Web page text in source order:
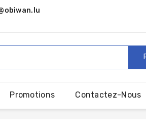
Promotions Contactez-Nous